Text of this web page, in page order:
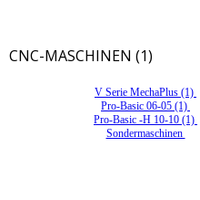
CNC-MASCHINEN (1)
V Serie MechaPlus (1)
Pro-Basic 06-05 (1)
Pro-Basic -H 10-10 (1)
Sondermaschinen